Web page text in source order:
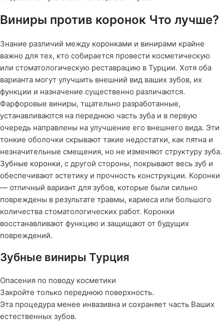
Виниры против коронок Что лучше?
Знание различий между коронками и винирами крайне
важно для тех, кто собирается провести косметическую
или стоматологическую реставрацию в Турции. Хотя оба
варианта могут улучшить внешний вид ваших зубов, их
функции и назначение существенно различаются.
Фарфоровые виниры, тщательно разработанные,
устанавливаются на переднюю часть зуба и в первую
очередь направлены на улучшение его внешнего вида. Эти
тонкие оболочки скрывают такие недостатки, как пятна и
незначительные смещения, но не изменяют структуру зуба.
Зубные коронки, с другой стороны, покрывают весь зуб и
обеспечивают эстетику и прочность конструкции. Коронки
— отличный вариант для зубов, которые были сильно
повреждены в результате травмы, кариеса или большого
количества стоматологических работ. Коронки
восстанавливают функцию и защищают от будущих
повреждений.
Зубные виниры Турция
Опасения по поводу косметики
Закройте только переднюю поверхность.
Эта процедура менее инвазивна и сохраняет часть Ваших
естественных зубов.